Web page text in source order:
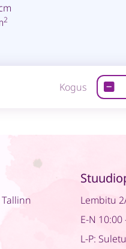
2
Kogus
Lembitu
E-N 10:00
L-P: